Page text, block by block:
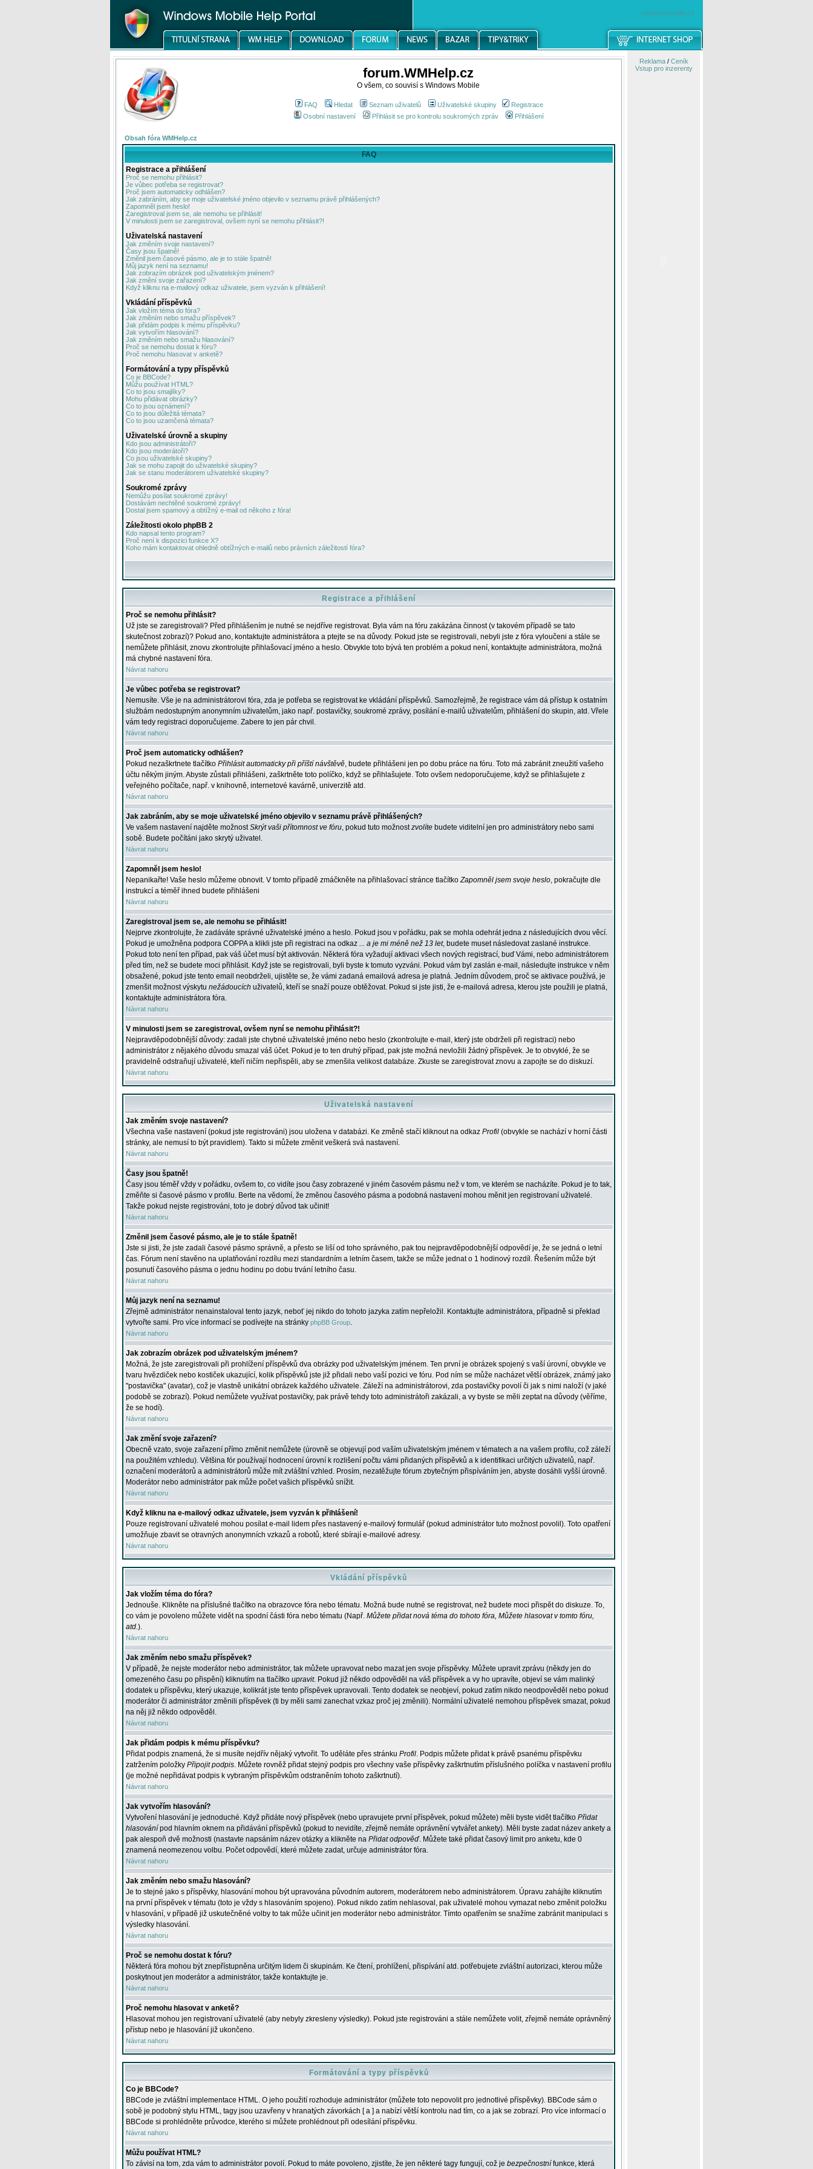
windowsmobile.cz
forum.WMHelp.cz
O všem, co souvisí s Windows Mobile
FAQ Hledat Seznam uživatelů Uživatelské skupiny
Registrace
Osobní nastavení
Přihlásit se pro kontrolu soukromých zpráv Přihlášení
Obsah fóra WMHelp.cz
FAQ
Registrace a přihlášení
Proč se nemohu přihlásit?
Je vůbec potřeba se registrovat?
Proč jsem automaticky odhlášen?
Jak zabráním, aby se moje uživatelské jméno objevilo v seznamu právě přihlášených?
Zapomněl jsem heslo!
Zaregistroval jsem se, ale nemohu se přihlásit!
V minulosti jsem se zaregistroval, ovšem nyní se nemohu přihlásit?!
Uživatelská nastavení
Jak změním svoje nastavení?
Časy jsou špatně!
Změnil jsem časové pásmo, ale je to stále špatně!
Můj jazyk není na seznamu!
Jak zobrazím obrázek pod uživatelským jménem?
Jak změní svoje zařazení?
Když kliknu na e-mailový odkaz uživatele, jsem vyzván k přihlášení!
Vkládání příspěvků
Jak vložím téma do fóra?
Jak změním nebo smažu příspěvek?
Jak přidám podpis k mému příspěvku?
Jak vytvořím hlasování?
Jak změním nebo smažu hlasování?
Proč se nemohu dostat k fóru?
Proč nemohu hlasovat v anketě?
Formátování a typy příspěvků
Co je BBCode?
Můžu používat HTML?
Co to jsou smajlíky?
Mohu přidávat obrázky?
Co to jsou oznámení?
Co to jsou důležitá témata?
Co to jsou uzamčená témata?
Uživatelské úrovně a skupiny
Kdo jsou administrátoři?
Kdo jsou moderátoři?
Co jsou uživatelské skupiny?
Jak se mohu zapojit do uživatelské skupiny?
Jak se stanu moderátorem uživatelské skupiny?
Soukromé zprávy
Nemůžu posílat soukromé zprávy!
Dostávám nechtěné soukromé zprávy!
Dostal jsem spamový a obtížný e-mail od někoho z fóra!
Záležitosti okolo phpBB 2
Kdo napsal tento program?
Proč není k dispozici funkce X?
Koho mám kontaktovat ohledně obtížných e-mailů nebo právních záležitostí fóra?
Registrace a přihlášení
Proč se nemohu přihlásit?
Už jste se zaregistrovali? Před přihlášením je nutné se nejdříve registrovat. Byla vám na fóru zakázána činnost (v takovém případě se tato
skutečnost zobrazí)? Pokud ano, kontaktujte administrátora a ptejte se na důvody. Pokud jste se registrovali, nebyli jste z fóra vyloučeni a stále se
nemůžete přihlásit, znovu zkontrolujte přihlašovací jméno a heslo. Obvykle toto bývá ten problém a pokud není, kontaktujte administrátora, možná
má chybné nastavení fóra.
Návrat nahoru
Je vůbec potřeba se registrovat?
Nemusíte. Vše je na administrátorovi fóra, zda je potřeba se registrovat ke vkládání příspěvků. Samozřejmě, že registrace vám dá přístup k ostatním
službám nedostupným anonymním uživatelům, jako např. postavičky, soukromé zprávy, posílání e-mailů uživatelům, přihlášení do skupin, atd. Vřele
vám tedy registraci doporučujeme. Zabere to jen pár chvil.
Návrat nahoru
Proč jsem automaticky odhlášen?
Pokud nezaškrtnete tlačítko Přihlásit automaticky při příští návštěvě, budete přihlášeni jen po dobu práce na fóru. Toto má zabránit zneužití vašeho
účtu někým jiným. Abyste zůstali přihlášeni, zaškrtněte toto políčko, když se přihlašujete. Toto ovšem nedoporučujeme, když se přihlašujete z
veřejného počítače, např. v knihovně, internetové kavárně, univerzitě atd.
Návrat nahoru
Jak zabráním, aby se moje uživatelské jméno objevilo v seznamu právě přihlášených?
Ve vašem nastavení najděte možnostSkrýt vaši přítomnost ve fóru, pokud tuto možnostzvolíte budete viditelní jen pro administrátory nebo sami
sobě. Budete počítáni jako skrytý uživatel.
Návrat nahoru
Zapomněl jsem heslo!
Nepanikařte! Vaše heslo můžeme obnovit. V tomto případě zmáčkněte na přihlašovací stránce tlačítkoZapomněl jsem svoje heslo, pokračujte dle
instrukcí a téměř ihned budete přihlášeni
Návrat nahoru
Zaregistroval jsem se, ale nemohu se přihlásit!
Nejprve zkontrolujte, že zadáváte správné uživatelské jméno a heslo. Pokud jsou v pořádku, pak se mohla odehrát jedna z následujících dvou věcí.
Pokud je umožněna podpora COPPA a klikli jste při registraci na odkaz ... a je mi méně než 13 let, budete muset následovat zaslané instrukce.
Pokud toto není ten případ, pak váš účet musí být aktivován. Některá fóra vyžadují aktivaci všech nových registrací, buď Vámi, nebo administrátorem
před tím, než se budete moci přihlásit. Když jste se registrovali, byli byste k tomuto vyzváni. Pokud vám byl zaslán e-mail, následujte instrukce v něm
obsažené, pokud jste tento email neobdrželi, ujistěte se, že vámi zadaná emailová adresa je platná. Jedním důvodem, proč se aktivace používá, je
zmenšit možnost výskytu nežádoucích uživatelů, kteří se snaží pouze obtěžovat. Pokud si jste jisti, že e-mailová adresa, kterou jste použili je platná,
kontaktujte administrátora fóra.
Návrat nahoru
V minulosti jsem se zaregistroval, ovšem nyní se nemohu přihlásit?!
Nejpravděpodobnější důvody: zadali jste chybné uživatelské jméno nebo heslo (zkontrolujte e-mail, který jste obdrželi při registraci) nebo
administrátor z nějakého důvodu smazal váš účet. Pokud je to ten druhý případ, pak jste možná nevložili žádný příspěvek. Je to obvyklé, že se
pravidelně odstraňují uživatelé, kteří ničím nepřispěli, aby se zmenšila velikost databáze. Zkuste se zaregistrovat znovu a zapojte se do diskuzí.
Návrat nahoru
Uživatelská nastavení
Jak změním svoje nastavení?
Všechna vaše nastavení (pokud jste registrováni) jsou uložena v databázi. Ke změně stačí kliknout na odkaz Profil (obvykle se nachází v horní části
stránky, ale nemusí to být pravidlem). Takto si můžete změnit veškerá svá nastavení.
Návrat nahoru
Časy jsou špatně!
Časy jsou téměř vždy v pořádku, ovšem to, co vidíte jsou časy zobrazené v jiném časovém pásmu než v tom, ve kterém se nacházíte. Pokud je to tak,
změňte si časové pásmo v profilu. Berte na vědomí, že změnou časového pásma a podobná nastavení mohou měnit jen registrovaní uživatelé.
Takže pokud nejste registrováni, toto je dobrý důvod tak učinit!
Návrat nahoru
Změnil jsem časové pásmo, ale je to stále špatně!
Jste si jisti, že jste zadali časové pásmo správně, a přesto se liší od toho správného, pak tou nejpravděpodobnější odpovědí je, že se jedná o letní
čas. Fórum není stavěno na uplatňování rozdílu mezi standardním a letním časem, takže se může jednat o 1 hodinový rozdíl. Řešením může být
posunutí časového pásma o jednu hodinu po dobu trvání letního času.
Návrat nahoru
Můj jazyk není na seznamu!
Zřejmě administrátor nenainstaloval tento jazyk, neboť jej nikdo do tohoto jazyka zatím nepřeložil. Kontaktujte administrátora, případně si překlad
vytvořte sami. Pro více informací se podívejte na stránky phpBB Group.
Návrat nahoru
Jak zobrazím obrázek pod uživatelským jménem?
Možná, že jste zaregistrovali při prohlížení příspěvků dva obrázky pod uživatelským jménem. Ten první je obrázek spojený s vaší úrovní, obvykle ve
tvaru hvězdiček nebo kostiček ukazující, kolik příspěvků jste již přidali nebo vaší pozici ve fóru. Pod ním se může nacházet větší obrázek, známý jako
"postavička" (avatar), což je vlastně unikátní obrázek každého uživatele. Záleží na administrátorovi, zda postavičky povolí či jak s nimi naloží (v jaké
podobě se zobrazí). Pokud nemůžete využívat postavičky, pak právě tehdy toto administrátoři zakázali, a vy byste se měli zeptat na důvody (věříme,
že se hodí).
Návrat nahoru
Jak změní svoje zařazení?
Obecně vzato, svoje zařazení přímo změnit nemůžete (úrovně se objevují pod vaším uživatelským jménem v tématech a na vašem profilu, což záleží
na použitém vzhledu). Většina fór používají hodnocení úrovní k rozlišení počtu vámi přidaných příspěvků a k identifikaci určitých uživatelů, např.
označení moderátorů a administrátorů může mít zvláštní vzhled. Prosím, nezatěžujte fórum zbytečným přispíváním jen, abyste dosáhli vyšší úrovně.
Moderátor nebo administrátor pak může počet vašich příspěvků snížit.
Návrat nahoru
Když kliknu na e-mailový odkaz uživatele, jsem vyzván k přihlášení!
Pouze registrovaní uživatelé mohou posílat e-mail lidem přes nastavený e-mailový formulář (pokud administrátor tuto možnost povolil). Toto opatření
umožňuje zbavit se otravných anonymních vzkazů a robotů, které sbírají e-mailové adresy.
Návrat nahoru
Vkládání příspěvků
Jak vložím téma do fóra?
Jednouše. Klikněte na příslušné tlačítko na obrazovce fóra nebo tématu. Možná bude nutné se registrovat, než budete moci přispět do diskuze. To,
co vám je povoleno můžete vidět na spodní části fóra nebo tématu (Např. Můžete přidat nová téma do tohoto fóra, Můžete hlasovat v tomto fóru,
atd.).
Návrat nahoru
Jak změním nebo smažu příspěvek?
V případě, že nejste moderátor nebo administrátor, tak můžete upravovat nebo mazat jen svoje příspěvky. Můžete upravit zprávu (někdy jen do
omezeného času po přispění) kliknutím na tlačítko upravit. Pokud již někdo odpověděl na váš příspěvek a vy ho upravíte, objeví se vám malinký
dodatek u příspěvku, který ukazuje, kolikrát jste tento příspěvek upravovali. Tento dodatek se neobjeví, pokud zatím nikdo neodpověděl nebo pokud
moderátor či administrátor změnili příspěvek (ti by měli sami zanechat vzkaz proč jej změnili). Normální uživatelé nemohou příspěvek smazat, pokud
na něj již někdo odpověděl.
Návrat nahoru
Jak přidám podpis k mému příspěvku?
Přidat podpis znamená, že si musíte nejdřív nějaký vytvořit. To uděláte přes stránku Profil. Podpis můžete přidat k právě psanému příspěvku
zatržením položky Připojit podpis. Můžete rovněž přidat stejný podpis pro všechny vaše příspěvky zaškrtnutím příslušného políčka v nastavení profilu
(je možné nepřidávat podpis k vybraným příspěvkům odstraněním tohoto zaškrtnutí).
Návrat nahoru
Jak vytvořím hlasování?
Vytvoření hlasování je jednoduché. Když přidáte nový příspěvek (nebo upravujete první příspěvek, pokud můžete) měli byste vidět tlačítko Přidat
hlasování pod hlavním oknem na přidávání příspěvků (pokud to nevidíte, zřejmě nemáte oprávnění vytvářet ankety). Měli byste zadat název ankety a
pak alespoň dvě možnosti (nastavte napsáním název otázky a klikněte na Přidat odpověď. Můžete také přidat časový limit pro anketu, kde 0
znamená neomezenou volbu. Počet odpovědí, které můžete zadat, určuje administrátor fóra.
Návrat nahoru
Jak změním nebo smažu hlasování?
Je to stejné jako s příspěvky, hlasování mohou být upravována původním autorem, moderátorem nebo administrátorem. Úpravu zahájíte kliknutím
na první příspěvek v tématu (toto je vždy s hlasováním spojeno). Pokud nikdo zatím nehlasoval, pak uživatelé mohou vymazat nebo změnit položku
v hlasování, v případě již uskutečněné volby to tak může učinit jen moderátor nebo administrátor. Tímto opatřením se snažíme zabránit manipulaci s
výsledky hlasování.
Návrat nahoru
Proč se nemohu dostat k fóru?
Některá fóra mohou být znepřístupněna určitým lidem či skupinám. Ke čtení, prohlížení, přispívání atd. potřebujete zvláštní autorizaci, kterou může
poskytnout jen moderátor a administrátor, takže kontaktujte je.
Návrat nahoru
Proč nemohu hlasovat v anketě?
Hlasovat mohou jen registrovaní uživatelé (aby nebyly zkresleny výsledky). Pokud jste registrováni a stále nemůžete volit, zřejmě nemáte oprávněný
přístup nebo je hlasování již ukončeno.
Návrat nahoru
Formátování a typy příspěvků
Co je BBCode?
BBCode je zvláštní implementace HTML. O jeho použití rozhoduje administrátor (můžete toto nepovolit pro jednotlivé příspěvky). BBCode sám o
sobě je podobný stylu HTML, tagy jsou uzavřeny v hranatých závorkách [ a ] a nabízí větší kontrolu nad tím, co a jak se zobrazí. Pro více informací o
BBCode si prohlédněte průvodce, kterého si můžete prohlédnout při odesílání příspěvku.
Návrat nahoru
Můžu používat HTML?
To závisí na tom, zda vám to administrátor povolí. Pokud to máte povoleno, zjistíte, že jen některé tagy fungují, což je bezpečnostní funkce, která
Reklama/ Ceník
Vstup pro inzerenty